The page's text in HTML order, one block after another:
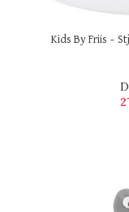
Kids By Friis –